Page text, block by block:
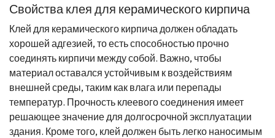
Свойства клея для керамического кирпича
Клей для керамического кирпича должен обладать
хорошей адгезией, то есть способностью прочно
соединять кирпичи между собой. Важно, чтобы
материал оставался устойчивым к воздействиям
внешней среды, таким как влага или перепады
температур. Прочность клеевого соединения имеет
решающее значение для долгосрочной эксплуатации
здания. Кроме того, клей должен быть легко наносимым